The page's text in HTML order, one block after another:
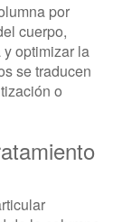
por
cuerpo,
optimizar la
se traducen
o